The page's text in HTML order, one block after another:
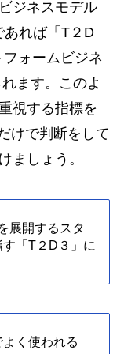
ジネスモデル
あれば「T２D
ォームビジネ
ます。このよ
視する指標を
けで判断をして
ましょう。
展開するスタ
「T２D３」に
く使われる